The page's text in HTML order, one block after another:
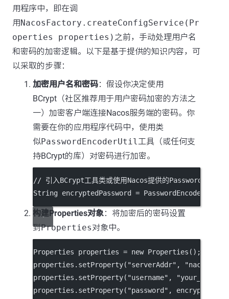
用程序中，即在调
用NacosFactory.createConfigService(Pr
operties properties) 之前，手动处理用户名
和密码的加密逻辑。以下是基于提供的知识内容，可
以采取的步骤：
加密用户名和密码：假设你决定使用
BCrypt（社区推荐用于用户密码加密的方法之
一）加密客户端连接Nacos服务端的密码。你
需要在你的应用程序代码中，使用类
似PasswordEncoderUtil工具（或任何支
持BCrypt的库）对密码进行加密。
// 引入BCrypt工具类或使用Nacos提供的
String encryptedPassword = PasswordEncoderUtil.
构建Properties对象：将加密后的密码设置
到Properties对象中。
Properties properties = new Properties ();
properties. setProperty( "serverAddr" ,
properties. setProperty( "username" ,
properties. setProperty( "password" ,